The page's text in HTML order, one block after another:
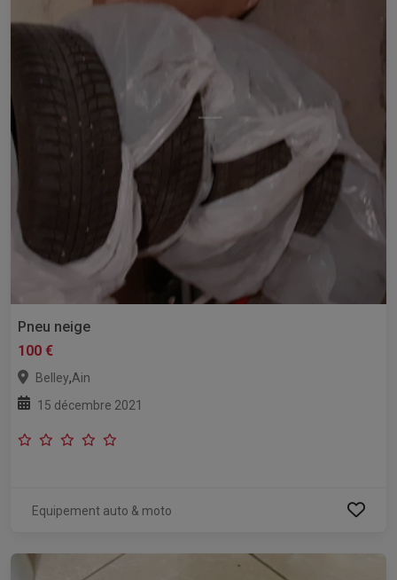
Pneu neige
100 €
Belley,Ain
15 décembre 2021
Equipement auto & moto